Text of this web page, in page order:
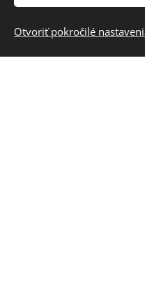
Otvoriť pokročilé